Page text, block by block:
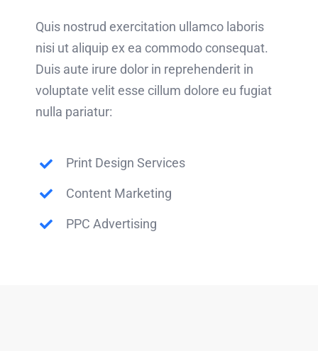
Quis nostrud exercitation ullamco laboris
nisi ut aliquip ex ea commodo consequat.
Duis aute irure dolor in reprehenderit in
voluptate velit esse cillum dolore eu fugiat
nulla pariatur:
Print Design Services
Content Marketing
PPC Advertising